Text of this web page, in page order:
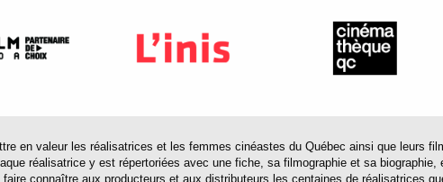
en valeur les réalisatrices et les femmes cinéastes du Québec ainsi que leurs
réalisatrice y est répertoriées avec une fiche, sa filmographie et sa
connaître aux producteurs et aux distributeurs les centaines de réalisatrices